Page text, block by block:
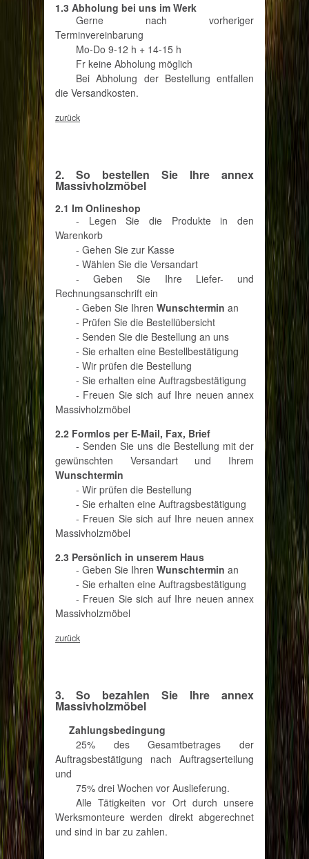
1.3 Abholung bei uns im Werk
Gerne nach vorheriger
Terminvereinbarung
Mo-Do 9-12 h + 14-15 h
Fr keine Abholung möglich
Bei Abholung der Bestellung entfallen
die Versandkosten.
zurück
2. So bestellen Sie Ihre annex
Massivholzmöbel
2.1 Im Onlineshop
- Legen Sie die Produkte in den
Warenkorb
- Gehen Sie zur Kasse
- Wählen Sie die Versandart
- Geben Sie Ihre Liefer- und
Rechnungsanschrift ein
- Geben Sie Ihren Wunschtermin an
- Prüfen Sie die Bestellübersicht
- Senden Sie die Bestellung an uns
- Sie erhalten eine Bestellbestätigung
- Wir prüfen die Bestellung
- Sie erhalten eine Auftragsbestätigung
- Freuen Sie sich auf Ihre neuen annex
Massivholzmöbel
2.2 Formlos per E-Mail, Fax, Brief
- Senden Sie uns die Bestellung mit der
gewünschten Versandart und Ihrem
Wunschtermin
- Wir prüfen die Bestellung
- Sie erhalten eine Auftragsbestätigung
- Freuen Sie sich auf Ihre neuen annex
Massivholzmöbel
2.3 Persönlich in unserem Haus
- Geben Sie Ihren Wunschtermin an
- Sie erhalten eine Auftragsbestätigung
- Freuen Sie sich auf Ihre neuen annex
Massivholzmöbel
zurück
3. So bezahlen Sie Ihre annex
Massivholzmöbel
Zahlungsbedingung
25% des Gesamtbetrages der
Auftragsbestätigung nach Auftragserteilung
und
75% drei Wochen vor Auslieferung.
Alle Tätigkeiten vor Ort durch unsere
Werksmonteure werden direkt abgerechnet
und sind in bar zu zahlen.